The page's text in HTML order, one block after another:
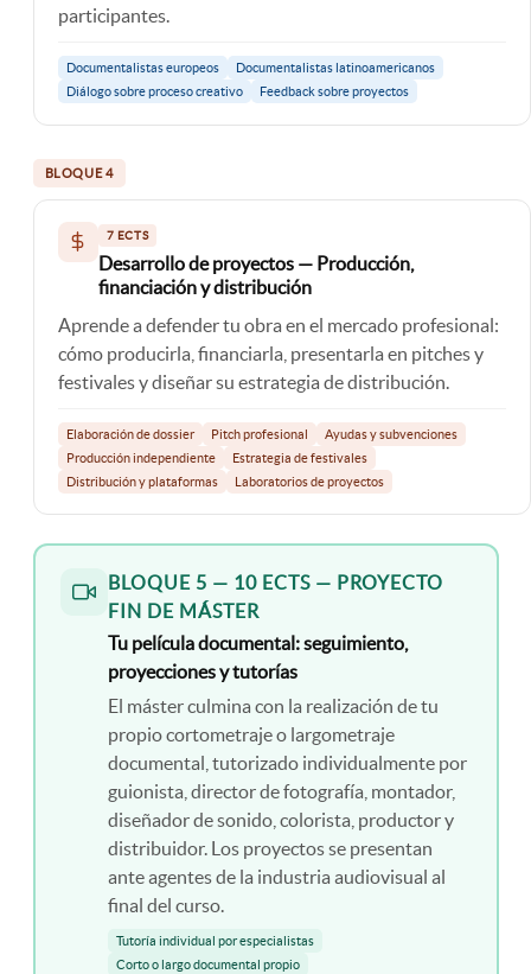
participantes.
Documentalistas europeos
Documentalistas latinoamericanos
Diálogo sobre proceso creativo
Feedback sobre proyectos
BLOQUE 4
7 ECTS
Desarrollo de proyectos — Producción,
financiación y distribución
Aprende a defender tu obra en el mercado profesional:
cómo producirla, financiarla, presentarla en pitches y
festivales y diseñar su estrategia de distribución.
Elaboración de dossier Pitch profesional
Ayudas y subvenciones
Producción independiente
Estrategia de festivales
Distribución y plataformas
Laboratorios de proyectos
BLOQUE 5 — 10 ECTS — PROYECTO
FIN DE MÁSTER
Tu película documental: seguimiento,
proyecciones y tutorías
El máster culmina con la realización de tu
propio cortometraje o largometraje
documental, tutorizado individualmente por
guionista, director de fotografía, montador,
diseñador de sonido, colorista, productor y
distribuidor. Los proyectos se presentan
ante agentes de la industria audiovisual al
final del curso.
Tutoría individual por especialistas
Corto o largo documental propio